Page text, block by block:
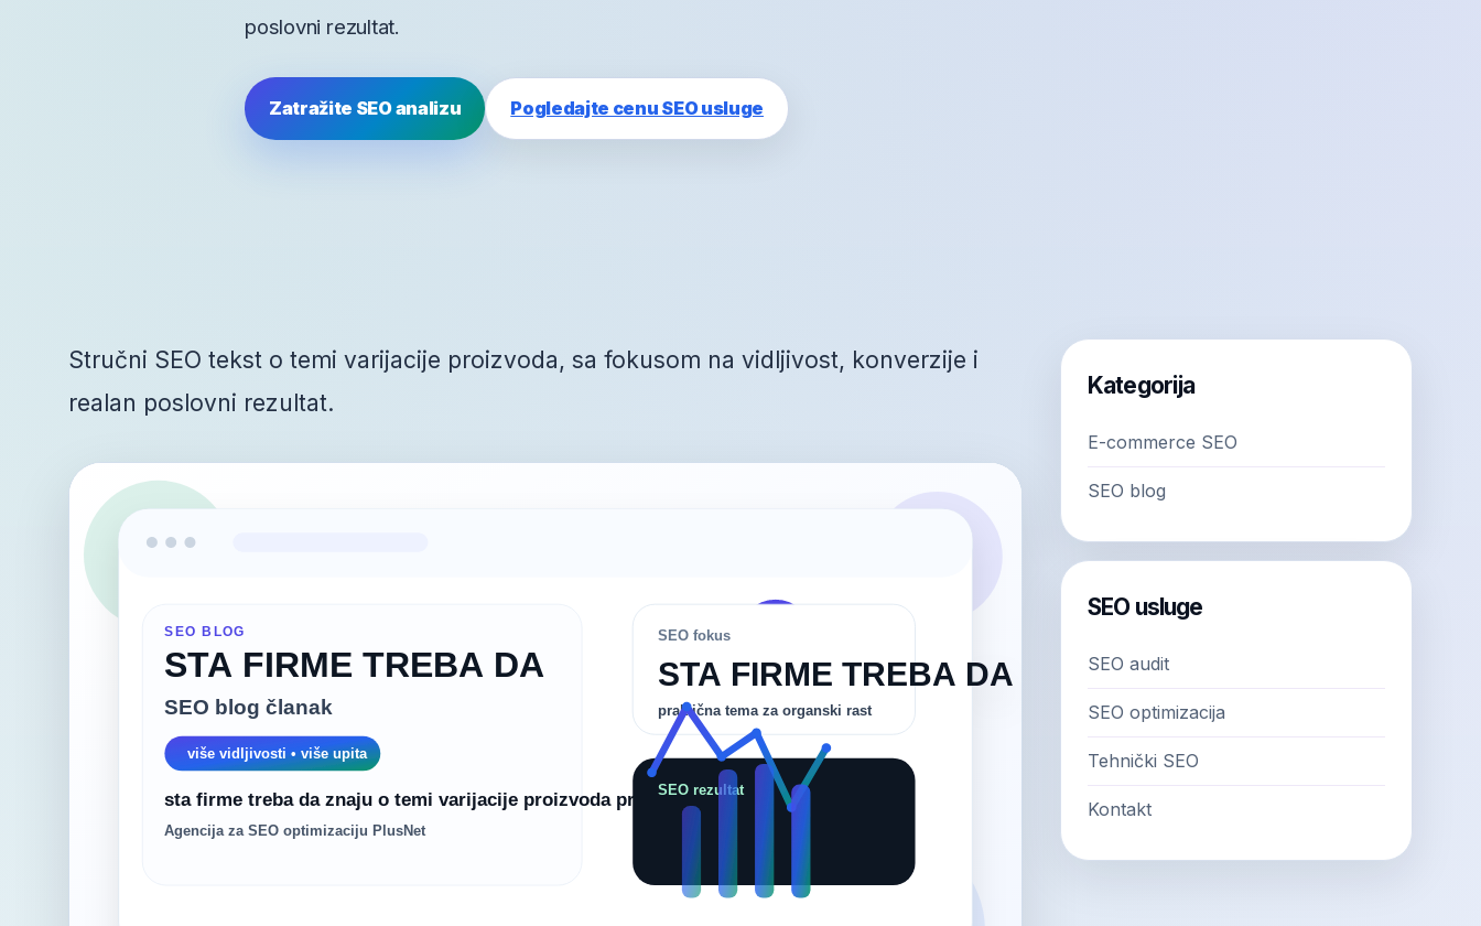
poslovni rezultat.
Zatražite SEO analizu Pogledajte cenu SEO usluge
Stručni SEO tekst o temi varijacije proizvoda, sa fokusom na vidljivost, konverzije i
realan poslovni rezultat.
Kategorija
E-commerce SEO
SEO blog
SEO usluge
SEO audit
SEO optimizacija
Tehnički SEO
Kontakt